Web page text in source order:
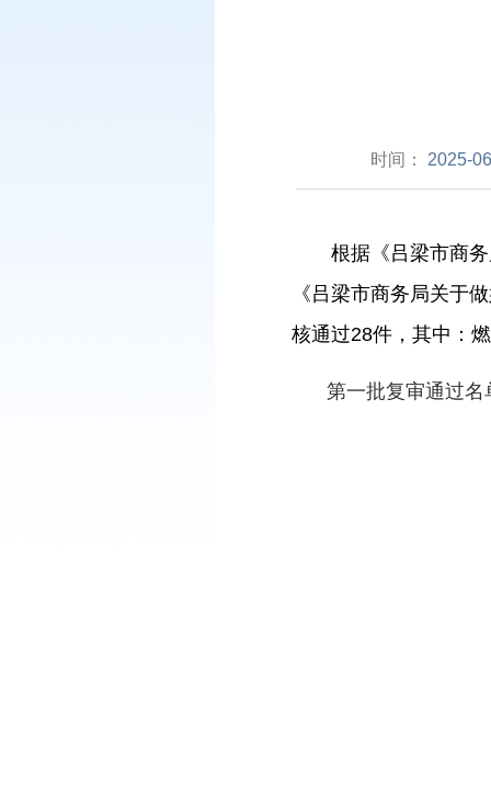
时间： 2025-
根据《吕梁市商
《吕梁市商务局关于
核通过28件，其中：
第一批复审通过名